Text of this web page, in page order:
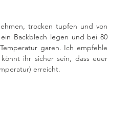
trocken tupfen und von
Backblech legen und bei 80
garen. Ich empfehle
ihr sicher sein, dass euer
erreicht.